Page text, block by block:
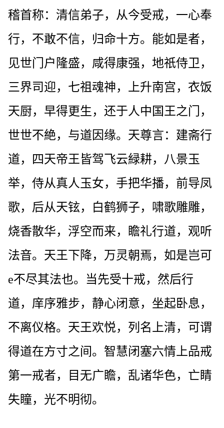
稽首称：清信弟子，从今受戒，一心奉
行，不敢不信，归命十方。能如是者，
见世门户隆盛，咸得康强，地祇侍卫，
三界司迎，七祖魂神，上升南宫，衣饭
天厨，早得更生，还于人中国王之门，
世世不絶，与道因缘。天尊言：建斋行
道，四天帝王皆驾飞云緑耕，八景玉
举，侍从真人玉女，手把华播，前导凤
歌，后从天铉，白鹤狮子，啸歌雕雕，
烧香散华，浮空而来，瞻礼行道，观听
法音。天王下降，万灵朝焉，如是岂可
e不尽其法也。当先受十戒，然后行
道，庠序雅步，静心闭意，坐起卧息，
不离仪格。天王欢悦，列名上清，可谓
得道在方寸之间。智慧闭塞六情上品戒
第一戒者，目无广瞻，乱诸华色，亡睛
失瞳，光不明彻。